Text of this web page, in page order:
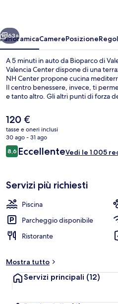
Avanti
63+
PanoramicaCamerePosizione
A 5 minuti in auto da Bioparco di
Valencia Center dispone di una
NH Center propone cucina
Il centro benessere, invece, ti
e tanto altro. Gli altri punti di forza
viaggiatori apprezzano il personale
Approfitta dei mezzi pubblici nelle
è a 6 min e Stazione metro di
Il
prezzo
attuale
è
120 €
120 €
tasse e oneri inclusi
30 ago - 31 ago
Recensioni
8,68,6 su 10
EccellenteVedi le 1.005
Servizi più richiesti
Piscina
Parcheggio disponibile
Ristorante
Mostra tutto
Servizi principali (12)